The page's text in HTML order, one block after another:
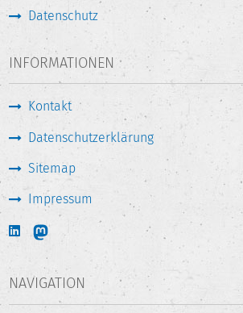
Datenschutz
INFORMATIONEN
Kontakt
Datenschutzerklärung
Sitemap
Impressum
NAVIGATION